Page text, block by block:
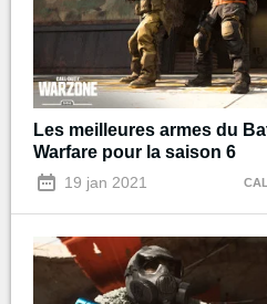
Les meilleures armes du
Warfare pour la saison 6
19 jan 2021